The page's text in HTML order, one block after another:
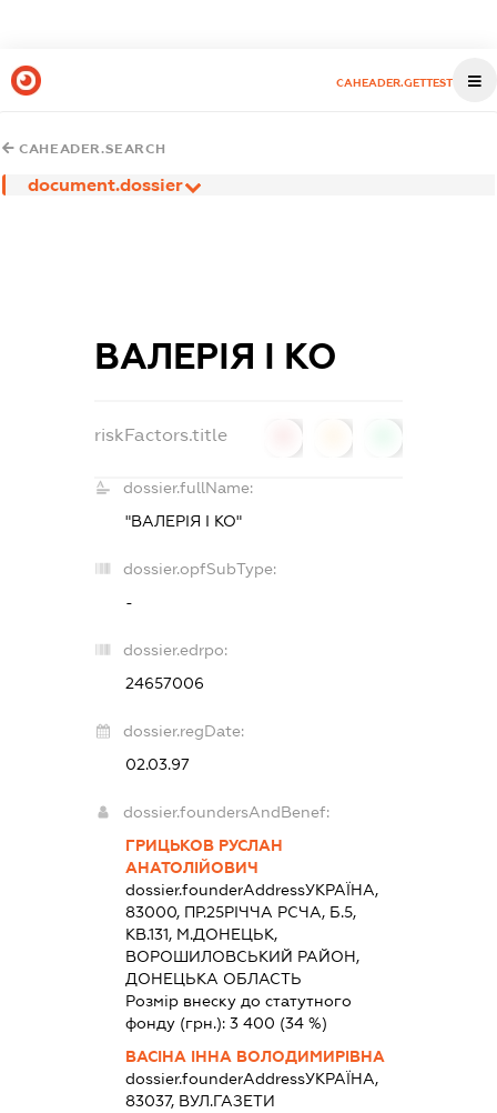
CAHEADER.GETTEST
CAHEADER.SEARCH
document.dossier
ВАЛЕРІЯ І КО
riskFactors.title
dossier.fullName:
"ВАЛЕРІЯ І КО"
dossier.opfSubType:
-
dossier.edrpo:
24657006
dossier.regDate:
02.03.97
dossier.foundersAndBenef:
ГРИЦЬКОВ РУСЛАН
АНАТОЛІЙОВИЧ
dossier.founderAddressУКРАЇНА,
83000, ПР.25РІЧЧА РСЧА, Б.5,
КВ.131, М.ДОНЕЦЬК,
ВОРОШИЛОВСЬКИЙ РАЙОН,
ДОНЕЦЬКА ОБЛАСТЬ
Розмір внеску до статутного
фонду (грн.):3 400 (34 %)
ВАСІНА ІННА ВОЛОДИМИРІВНА
dossier.founderAddressУКРАЇНА,
83037, ВУЛ.ГАЗЕТИ